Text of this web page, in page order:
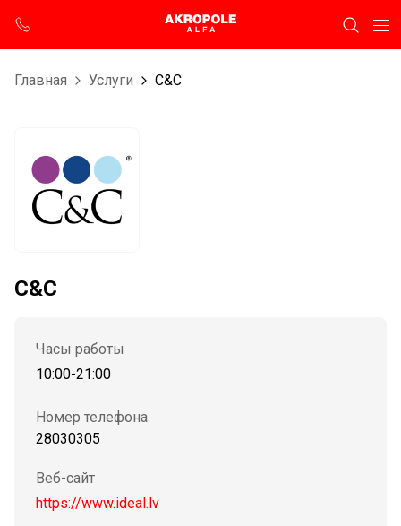
Главная Услуги C&C
C&C
Часы работы
10:00-21:00
Номер телефона
28030305
Веб-сайт
https://www.ideal.lv